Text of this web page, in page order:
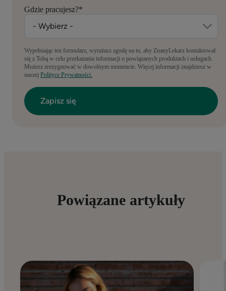
Gdzie pracujesz?*
Wypełniając ten formularz, wyrażasz zgodę na to, aby ZnanyLekarz kontaktował
się z Tobą w celu przekazania informacji o powiązanych produktach i usługach.
Możesz zrezygnować w dowolnym momencie. Więcej informacji znajdziesz w
naszej Polityce Prywatności.
Powiązane artykuły